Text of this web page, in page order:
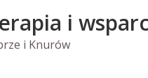
i
i Knurów